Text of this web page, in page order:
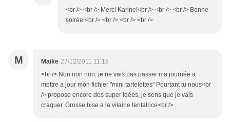
<br /> <br /> Merci Karine!<br /> <br /> <br /> Bonne
soirée!<br /> <br /> <br /> <br />
M Maike 27/12/2011 11:18
<br /> Non non non, je ne vais pas passer ma journée a
mettre a jour mon fichier "mini tartelettes" Pourtant tu nous<br
/> propose encore des super idées, je sens que je vais
craquer. Grosse bise a la vilaine tentatrice<br />